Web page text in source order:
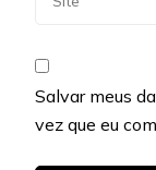
Salvar meus
vez que eu